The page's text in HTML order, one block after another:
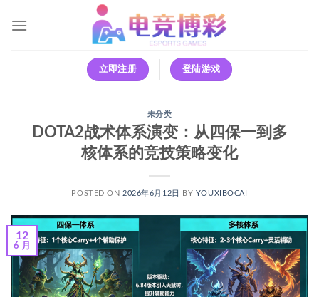
立即注册 登陆游戏
未分类
DOTA2战术体系演变：从四保一到多
核体系的竞技策略变化
POSTED ON 2026年6月12日 BY YOUXIBOCAI
12
6 月